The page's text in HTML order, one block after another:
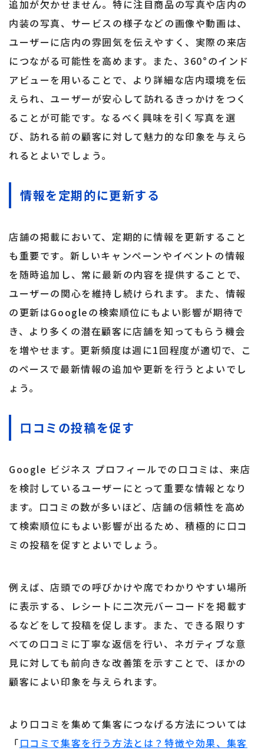
追加が欠かせません。特に注目商品の写真や店内の
内装の写真、サービスの様子などの画像や動画は、
ユーザーに店内の雰囲気を伝えやすく、実際の来店
につながる可能性を高めます。また、360°のインド
アビューを用いることで、より詳細な店内環境を伝
えられ、ユーザーが安心して訪れるきっかけをつく
ることが可能です。なるべく興味を引く写真を選
び、訪れる前の顧客に対して魅力的な印象を与えら
れるとよいでしょう。
情報を定期的に更新する
店舗の掲載において、定期的に情報を更新すること
も重要です。新しいキャンペーンやイベントの情報
を随時追加し、常に最新の内容を提供することで、
ユーザーの関心を維持し続けられます。また、情報
の更新はGoogleの検索順位にもよい影響が期待で
き、より多くの潜在顧客に店舗を知ってもらう機会
を増やせます。更新頻度は週に1回程度が適切で、こ
のペースで最新情報の追加や更新を行うとよいでし
ょう。
口コミの投稿を促す
Google ビジネス プロフィールでの口コミは、来店
を検討しているユーザーにとって重要な情報となり
ます。口コミの数が多いほど、店舗の信頼性を高め
て検索順位にもよい影響が出るため、積極的に口コ
ミの投稿を促すとよいでしょう。
例えば、店頭での呼びかけや席でわかりやすい場所
に表示する、レシートに二次元バーコードを掲載す
るなどをして投稿を促します。また、できる限りす
べての口コミに丁寧な返信を行い、ネガティブな意
見に対しても前向きな改善策を示すことで、ほかの
顧客によい印象を与えられます。
より口コミを集めて集客につなげる方法については
「口コミで集客を行う方法とは？特徴や効果、集客